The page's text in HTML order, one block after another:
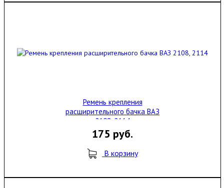
Ремень крепления
расширительного бачка ВАЗ
2108, 2114
175 руб.
В корзину